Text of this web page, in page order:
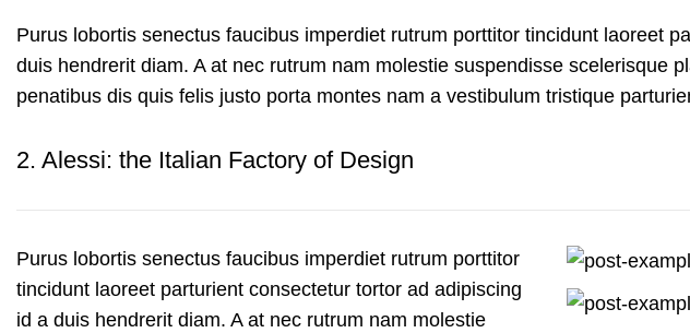
Purus lobortis senectus faucibus imperdiet rutrum porttitor tincidunt laoreet
duis hendrerit diam. A at nec rutrum nam molestie suspendisse scelerisque
penatibus dis quis felis justo porta montes nam a vestibulum tristique
2. Alessi: the Italian Factory of Design
Purus lobortis senectus faucibus imperdiet rutrum porttitor
tincidunt laoreet parturient consectetur tortor ad adipiscing
id a duis hendrerit diam. A at nec rutrum nam molestie